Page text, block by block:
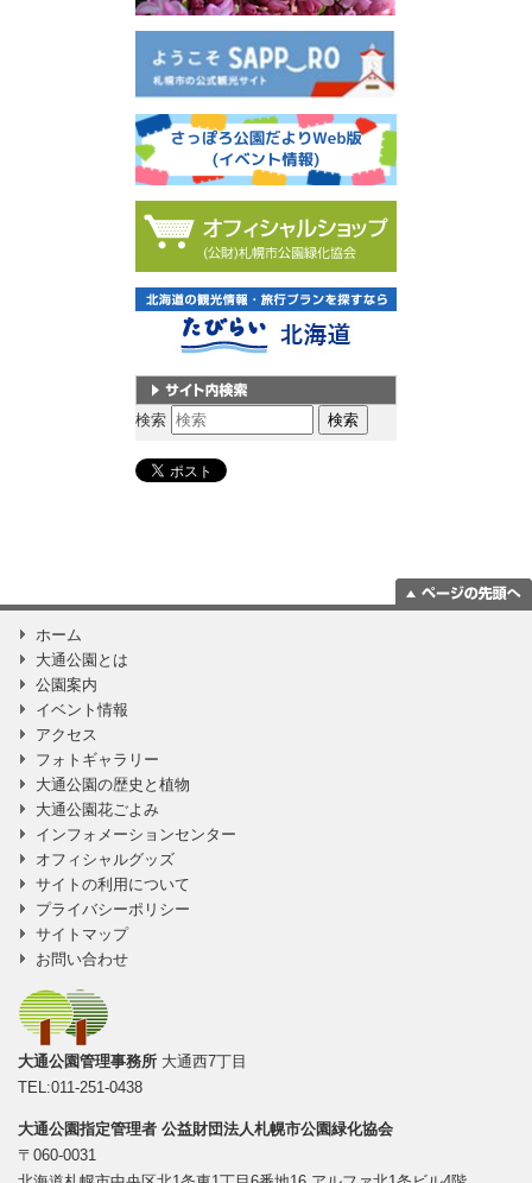
サイト内検索
検索
ホーム
大通公園とは
公園案内
イベント情報
アクセス
フォトギャラリー
大通公園の歴史と植物
大通公園花ごよみ
インフォメーションセンター
オフィシャルグッズ
サイトの利用について
プライバシーポリシー
サイトマップ
お問い合わせ
大通公園管理事務所 大通西7丁目
TEL:011-251-0438
大通公園指定管理者 公益財団法人札幌市公園緑化協会
〒060-0031